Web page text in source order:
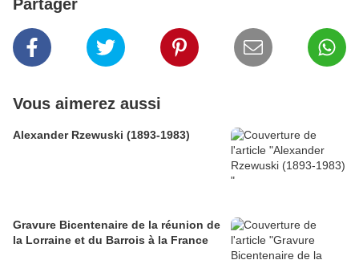
Partager
Vous aimerez aussi
Alexander Rzewuski (1893-1983)
Gravure Bicentenaire de la réunion de
la Lorraine et du Barrois à la France